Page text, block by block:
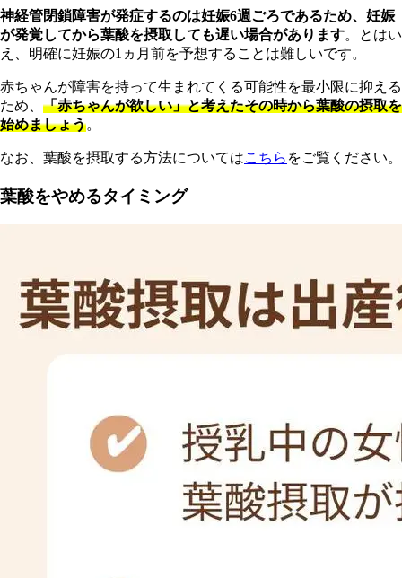
神経管閉鎖障害が発症するのは妊娠6週ごろであるため、妊娠
が発覚してから葉酸を摂取しても遅い場合があります。とはい
え、明確に妊娠の1ヵ月前を予想することは難しいです。
赤ちゃんが障害を持って生まれてくる可能性を最小限に抑える
ため、 「赤ちゃんが欲しい」と考えたその時から葉酸の摂取を
始めましょう。
なお、葉酸を摂取する方法についてはこちら をご覧ください。
葉酸をやめるタイミング